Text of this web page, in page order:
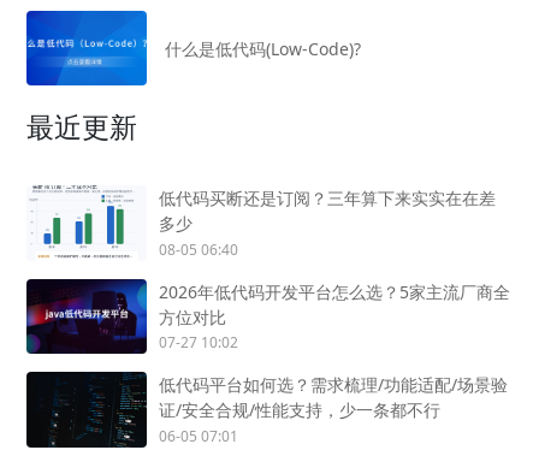
什么是低代码(Low-Code)?
最近更新
低代码买断还是订阅？三年算下来实实在在差
多少
08-05 06:40
2026年低代码开发平台怎么选？5家主流厂商全
方位对比
07-27 10:02
低代码平台如何选？需求梳理/功能适配/场景验
证/安全合规/性能支持，少一条都不行
06-05 07:01